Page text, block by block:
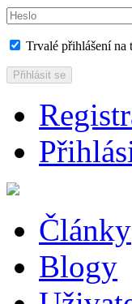
Trvalé přihlášení na
Přihlásit se
Články
Blogy